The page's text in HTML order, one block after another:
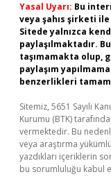
Yasal Uyarı: Bu
veya şahıs şirketi
Sitede yalnızca
paylaşılmaktadır.
taşımamakta olup,
paylaşım
benzerlikleri
Sitemiz, 5651 Sayılı
Kurumu (BTK)
vermektedir. Bu
veya araştırma
yazdıkları içeriklerin
bu sorumluluğu kabul